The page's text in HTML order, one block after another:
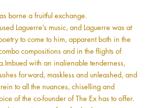
borne a fruitful exchange.
Laguerre’s music, and Laguerre was at
to come to him, apparent both in the
compositions and in the flights of
with an inalienable tenderness,
forward, maskless and unleashed, and
to all the nuances, chiselling and
of the co-founder of The Ex has to offer.